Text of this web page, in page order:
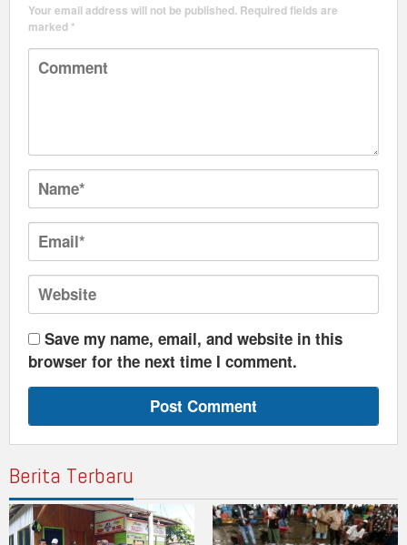
Your email address will not be published. Required fields are
marked*
Save my name, email, and website in this
browser for the next time I comment.
Berita Terbaru